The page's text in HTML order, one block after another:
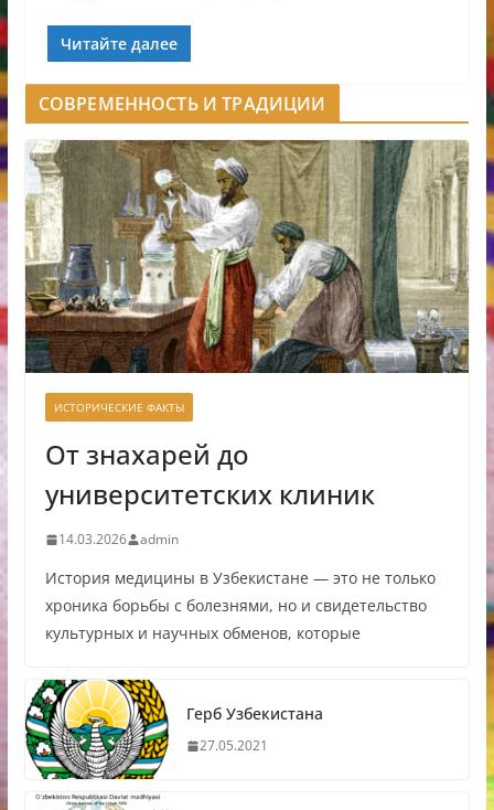
Читайте далее
СОВРЕМЕННОСТЬ И ТРАДИЦИИ
ИСТОРИЧЕСКИЕ ФАКТЫ
От знахарей до
университетских клиник
14.03.2026 admin
История медицины в Узбекистане — это не только
хроника борьбы с болезнями, но и свидетельство
культурных и научных обменов, которые
Герб Узбекистана
27.05.2021